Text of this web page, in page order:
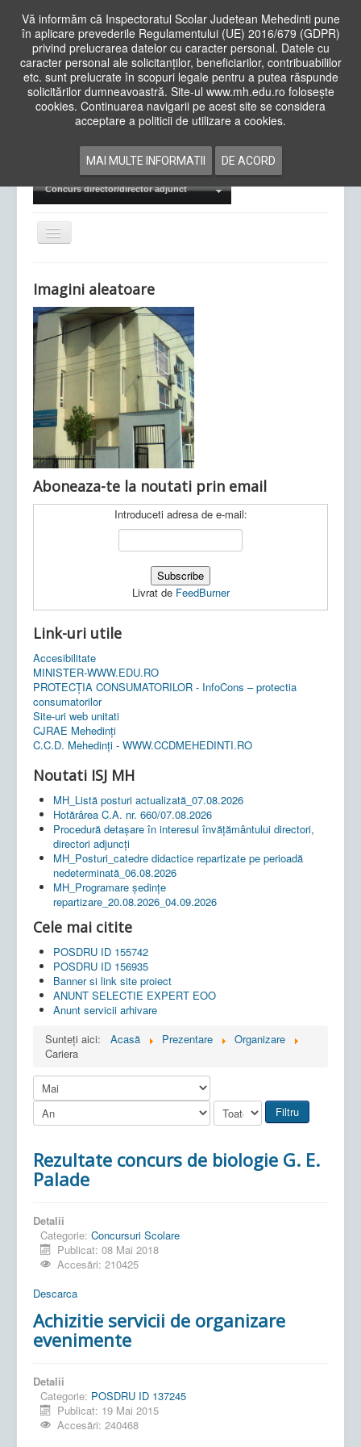
Vă informăm că Inspectoratul Scolar Judetean Mehedinti pune
în aplicare prevederile Regulamentului (UE) 2016/679 (GDPR)
privind prelucrarea datelor cu caracter personal. Datele cu
caracter personal ale solicitanților, beneficiarilor, contribuabililor
etc. sunt prelucrate în scopuri legale pentru a putea răspunde
solicitărilor dumneavoastră. Site-ul www.mh.edu.ro folosește
cookies. Continuarea navigarii pe acest site se considera
acceptare a politicii de utilizare a cookies.
MAI MULTE INFORMATII DE ACORD
Cauta
in
siteAcasa Cadre Didactice
Examene Naționale
Concurs director/director adjunct
Comută
navigarea
Ultimele articole: Vi, 04.11.2022 -
Județean Mehedinți
Imagini aleatoare
Aboneaza-te la noutati prin email
Introduceti adresa de e-mail:
Livrat de FeedBurner
Link-uri utile
Accesibilitate
MINISTER-WWW.EDU.RO
PROTECȚIA CONSUMATORILOR - InfoCons – protectia
consumatorilor
Site-uri web unitati
CJRAE Mehedinți
C.C.D. Mehedinţi - WWW.CCDMEHEDINTI.RO
Noutati ISJ MH
MH_Listă posturi actualizată_07.08.2026
Hotărârea C.A. nr. 660/07.08.2026
Procedură detașare în interesul învățământului directori,
directori adjuncți
MH_Posturi_catedre didactice repartizate pe perioadă
nedeterminată_06.08.2026
MH_Programare ședințe
repartizare_20.08.2026_04.09.2026
Cele mai citite
POSDRU ID 155742
POSDRU ID 156935
Banner si link site proiect
ANUNT SELECTIE EXPERT EOO
Anunt servicii arhivare
Sunteți aici:
Acasă Prezentare
Organizare
Cariera
Filtru
Rezultate concurs de biologie G. E.
Palade
Detalii
Categorie: Concursuri Scolare
Publicat: 08 Mai 2018
Accesări: 210425
Descarca
Achizitie servicii de organizare
evenimente
Detalii
Categorie: POSDRU ID 137245
Publicat: 19 Mai 2015
Accesări: 240468